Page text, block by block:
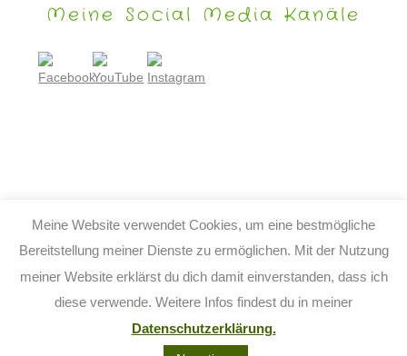
Meine Social Media Kanäle
Meine Website verwendet Cookies, um eine bestmögliche
Bereitstellung meiner Dienste zu ermöglichen. Mit der Nutzung
meiner Website erklärst du dich damit einverstanden, dass ich
diese verwende. Weitere Infos findest du in meiner
Datenschutzerklärung.